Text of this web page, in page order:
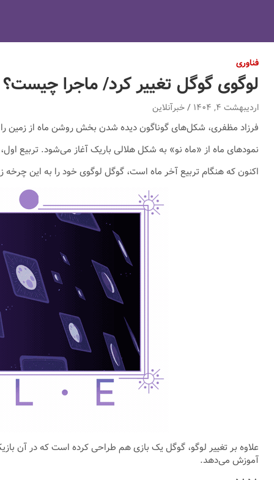
فناوری
لوگوی گوگل تغییر کرد/ ماجرا چیست؟
اردیبهشت ۴, ۱۴۰۴ خبرآنلاین
فرزاد مظفری، شکل‌های گوناگون دیده شدن بخش روشن ماه از زمین را
نمودهای ماه از «ماه نو» به شکل هلالی باریک آغاز می‌شود. تربیع
اکنون که هنگام تربیع آخر ماه است، گوگل لوگوی خود را به این
علاوه بر تغییر لوگو، گوگل یک بازی هم طراحی کرده است که در آن
آموزش می‌دهد.